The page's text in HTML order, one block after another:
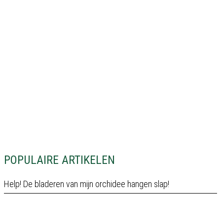
POPULAIRE ARTIKELEN
Help! De bladeren van mijn orchidee hangen slap!